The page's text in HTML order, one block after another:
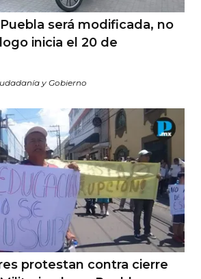
será modificada, no
inicia el 20 de
y Gobierno
protestan contra cierre